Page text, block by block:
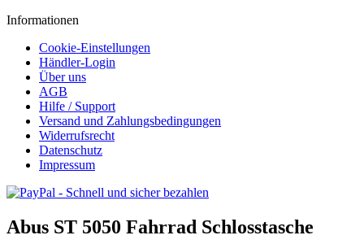
Informationen
Cookie-Einstellungen
Händler-Login
Über uns
AGB
Hilfe / Support
Versand und Zahlungsbedingungen
Widerrufsrecht
Datenschutz
Impressum
Abus ST 5050 Fahrrad Schlosstasche